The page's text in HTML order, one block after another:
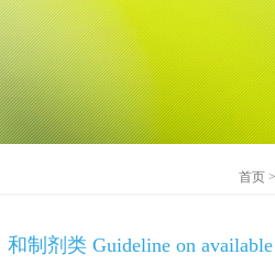
首页 >
剂类 Guideline on available